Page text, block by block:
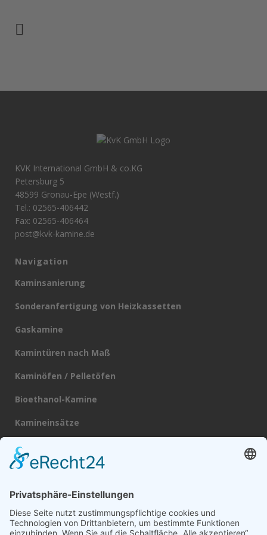
KVK International GmbH & co.KG
Petersburg 5
48599 Gronau-Epe (Westf.)
Tel.: 02565-406442
Fax: 02565-406464
post@kvk-kamine.de
Navigation
Kaminsanierung
Sonderanfertigung von Heizkassetten
Gaskamine
Kamintüren nach Maß
Kaminöfen / Pelletöfen
Bioethanol-Kamine
Kamineinsätze
Heizkassetten
Schornsteine
Broschüre
Datenschutz